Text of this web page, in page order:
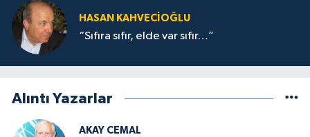
HASAN KAHVECİOĞLU
“Sıfıra sıfır, elde var sıfır…”
Alıntı Yazarlar
AKAY CEMAL